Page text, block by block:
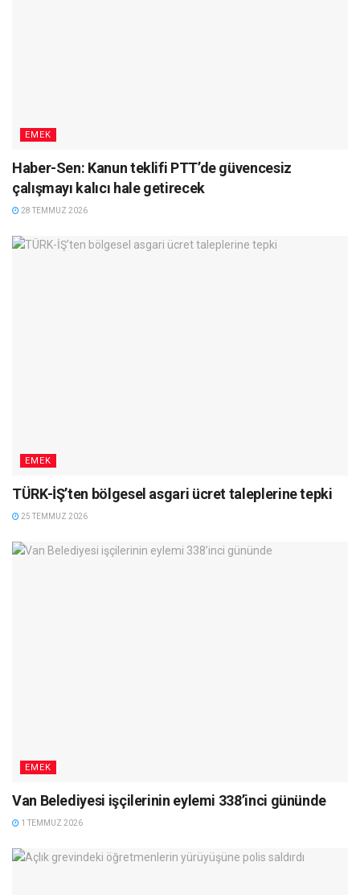
EMEK
Haber-Sen: Kanun teklifi PTT’de güvencesiz
çalışmayı kalıcı hale getirecek
28 TEMMUZ 2026
EMEK
TÜRK-İŞ’ten bölgesel asgari ücret taleplerine tepki
25 TEMMUZ 2026
EMEK
Van Belediyesi işçilerinin eylemi 338’inci gününde
1 TEMMUZ 2026